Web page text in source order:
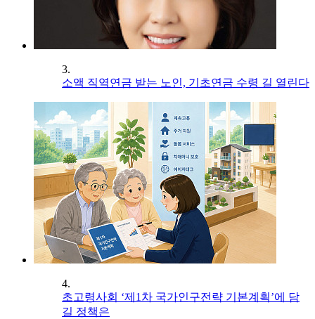
3.
소액 직역연금 받는 노인, 기초연금 수령 길 열린다
4.
초고령사회 ‘제1차 국가인구전략 기본계획’에 담
길 정책은